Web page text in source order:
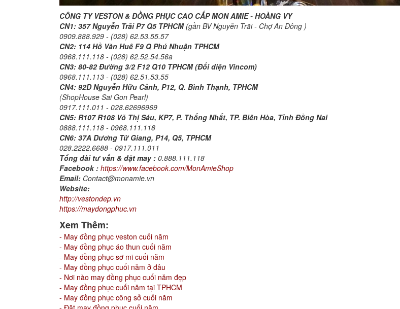
CÔNG TY VESTON & ĐỒNG PHỤC CAO CẤP MON AMIE - HOÀNG VY
CN1: 357 Nguyễn Trãi P7 Q5 TPHCM(gần BV Nguyễn Trãi - Chợ An Đông )
0909.888.929 - (028) 62.53.55.57
CN2: 114 Hồ Văn Huê F9 Q Phú Nhuận TPHCM
0968.111.118 - (028) 62.52.54.56a
CN3: 80-82 Đường 3/2 F12 Q10 TPHCM (Đối diện Vincom)
0968.111.113 - (028) 62.51.53.55
CN4: 92D Nguyễn Hữu Cảnh, P12, Q. Bình Thạnh, TPHCM
(ShopHouse Sai Gon Pearl)
0917.111.011 - 028.62696969
CN5: R107 R108 Võ Thị Sáu, KP7, P. Thống Nhất, TP. Biên Hòa, Tỉnh Đồng Nai
0888.111.118 - 0968.111.118
CN6: 37A Dương Tử Giang, P14, Q5, TPHCM
028.2222.6688 - 0917.111.011
Tổng đài tư vấn & đặt may : 0.888.111.118
Facebook : https://www.facebook.com/MonAmieShop
Email: Contact@monamie.vn
Website:
http://vestondep.vn
https://maydongphuc.vn
Xem Thêm:
- May đồng phục veston cuối năm
- May đồng phục áo thun cuối năm
- May đồng phục sơ mi cuối năm
- May đồng phục cuối năm ở đâu
- Nơi nào may đồng phục cuối năm đẹp
- May đồng phục cuối năm tại TPHCM
- May đồng phục công sở cuối năm